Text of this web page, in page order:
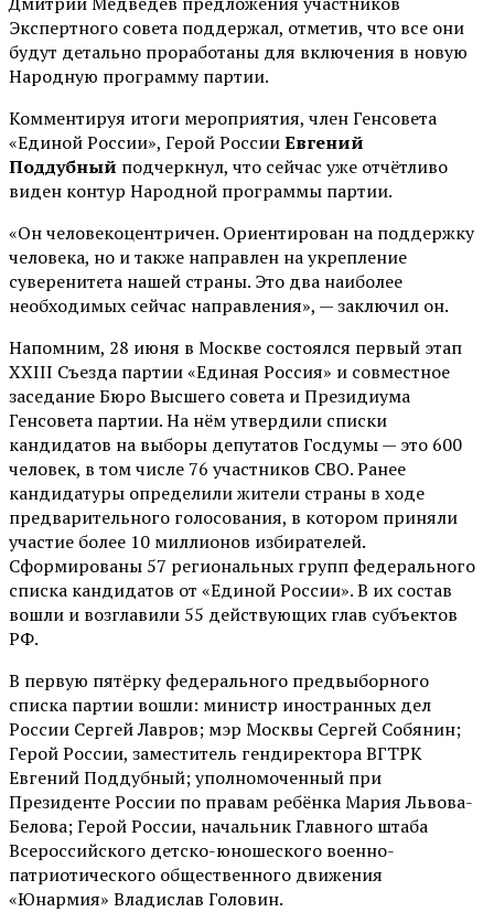
Экспертного совета поддержал, отметив, что все они
будут детально проработаны для включения в новую
Народную программу партии.
Комментируя итоги мероприятия, член Генсовета
«Единой России», Герой РоссииЕвгений
Поддубный подчеркнул, что сейчас уже отчётливо
виден контур Народной программы партии.
«Он человекоцентричен. Ориентирован на поддержку
человека, но и также направлен на укрепление
суверенитета нашей страны. Это два наиболее
необходимых сейчас направления», — заключил он.
Напомним, 28 июня в Москве состоялся первый этап
XXIII Съезда партии «Единая Россия» и совместное
заседание Бюро Высшего совета и Президиума
Генсовета партии. На нём утвердили списки
кандидатов на выборы депутатов Госдумы — это 600
человек, в том числе 76 участников СВО. Ранее
кандидатуры определили жители страны в ходе
предварительного голосования, в котором приняли
участие более 10 миллионов избирателей.
Сформированы 57 региональных групп федерального
списка кандидатов от «Единой России». В их состав
вошли и возглавили 55 действующих глав субъектов
РФ.
В первую пятёрку федерального предвыборного
списка партии вошли: министр иностранных дел
России Сергей Лавров; мэр Москвы Сергей Собянин;
Герой России, заместитель гендиректора ВГТРК
Евгений Поддубный; уполномоченный при
Президенте России по правам ребёнка Мария Львова-
Белова; Герой России, начальник Главного штаба
Всероссийского детско-юношеского военно-
патриотического общественного движения
«Юнармия» Владислав Головин.